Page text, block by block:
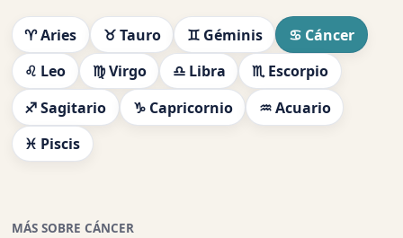
♈ Aries ♉ Tauro ♊ Géminis
♋ Cáncer
♌ Leo
♍ Virgo ♎ Libra
♏ Escorpio
♐ Sagitario
♑ Capricornio
♒ Acuario
♓ Piscis
MÁS SOBRE CÁNCER